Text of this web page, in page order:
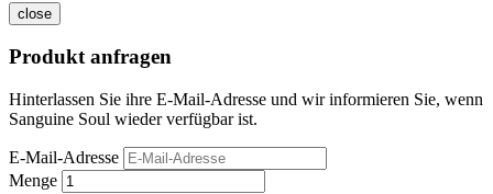
close
Produkt anfragen
Hinterlassen Sie ihre E-Mail-Adresse und wir informieren Sie, wenn
Sanguine Soul wieder verfügbar ist.
E-Mail-Adresse
Menge